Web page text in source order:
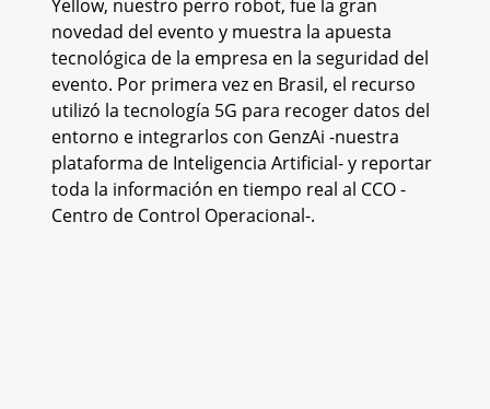
Yellow, nuestro perro robot, fue la gran
novedad del evento y muestra la apuesta
tecnológica de la empresa en la seguridad del
evento. Por primera vez en Brasil, el recurso
utilizó la tecnología 5G para recoger datos del
entorno e integrarlos con GenzAi -nuestra
plataforma de Inteligencia Artificial- y reportar
toda la información en tiempo real al CCO -
Centro de Control Operacional-.